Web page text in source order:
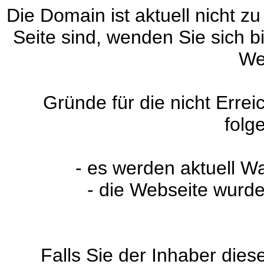
Die Domain ist aktuell nicht
Seite sind, wenden Sie sich
Gründe für die nicht
- es werden aktuell
- die Webseite
Falls Sie der Inhaber